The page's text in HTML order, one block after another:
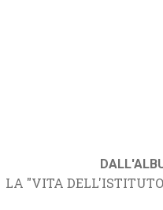
LA "VITA